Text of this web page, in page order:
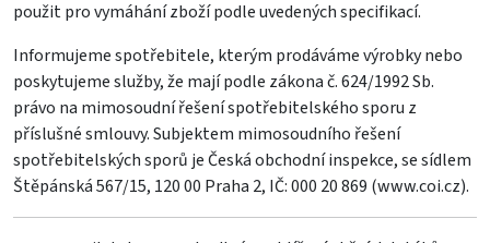
použit pro vymáhání zboží podle uvedených specifikací.
Informujeme spotřebitele, kterým prodáváme výrobky nebo
poskytujeme služby, že mají podle zákona č. 624/1992 Sb.
právo na mimosoudní řešení spotřebitelského sporu z
příslušné smlouvy. Subjektem mimosoudního řešení
spotřebitelských sporů je Česká obchodní inspekce, se sídlem
Štěpánská 567/15, 120 00 Praha 2, IČ: 000 20 869 (www.coi.cz).